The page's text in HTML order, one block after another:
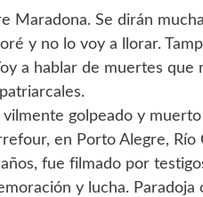
Maradona. Se dirán
y no lo voy a llorar.
a hablar de muertes
golpeado y
en Porto Alegre, Río
fue filmado por
y lucha. Paradoja